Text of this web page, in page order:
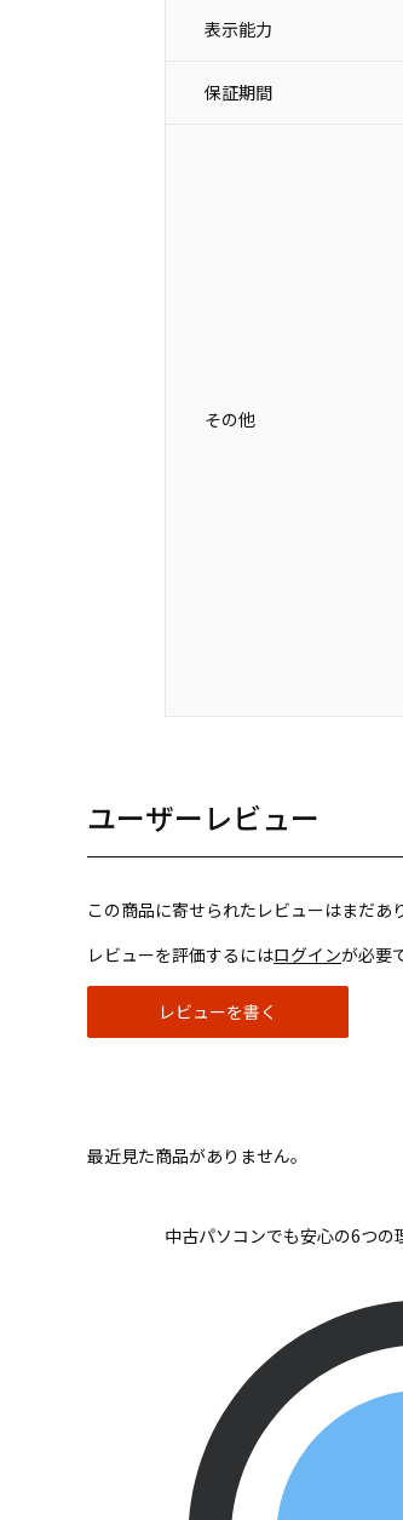
表示能力
保証期間
その他
ユーザーレビュー
この商品に寄せられたレビューはまだあ
レビューを評価するにはログインが必要
レビューを書く
最近見た商品がありません。
中古パソコンでも安心の6つの